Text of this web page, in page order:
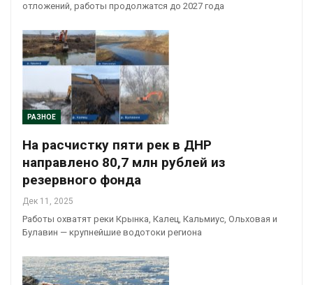
отложений, работы продолжатся до 2027 года
РАЗНОЕ
На расчистку пяти рек в ДНР
направлено 80,7 млн рублей из
резервного фонда
Дек 11, 2025
Работы охватят реки Крынка, Калец, Кальмиус, Ольховая и
Булавин — крупнейшие водотоки региона